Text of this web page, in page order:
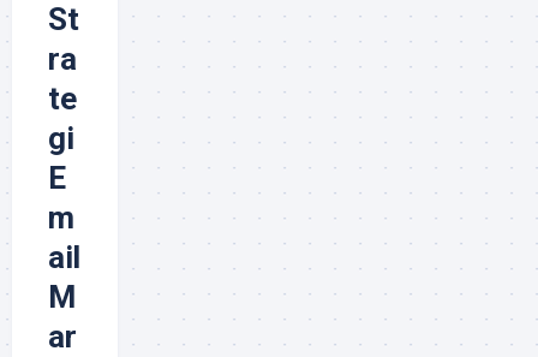
St
ra
te
gi
E
m
ail
M
ar